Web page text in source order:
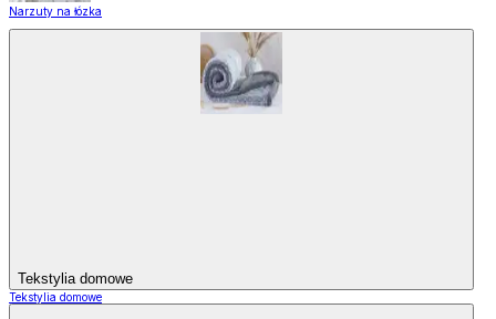
Narzuty na łózka
Tekstylia domowe
Tekstylia domowe